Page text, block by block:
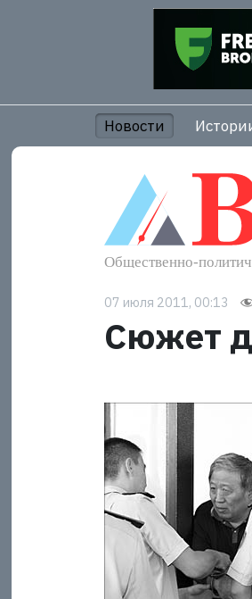
Новости
07 июля 2011, 00:13
Сюжет